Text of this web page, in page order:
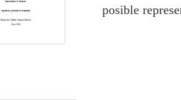
posible